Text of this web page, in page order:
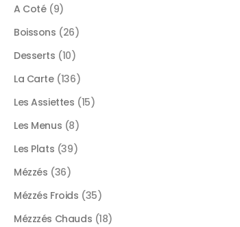
A Coté (9)
Boissons (26)
Desserts (10)
La Carte (136)
Les Assiettes (15)
Les Menus (8)
Les Plats (39)
Mézzés (36)
Mézzés Froids (35)
Mézzzés Chauds (18)